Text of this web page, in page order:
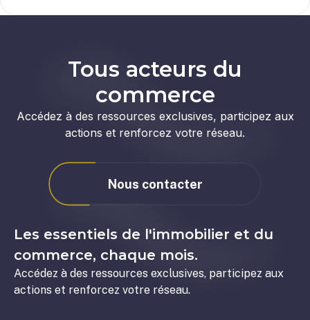
Tous acteurs du
commerce
Accédez à des ressources exclusives, participez aux
actions et renforcez votre réseau.
Nous contacter
Les essentiels de l'immobilier et du
commerce, chaque mois.
Accédez à des ressources exclusives, participez aux
actions et renforcez votre réseau.